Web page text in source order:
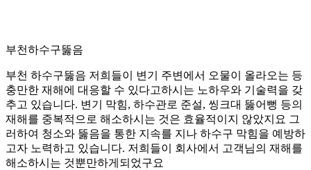
부천하수구뚫음
부천 하수구뚫음 저희들이 변기 주변에서 오물이 올라오는 등
충만한 재해에 대응할 수 있다고하시는 노하우와 기술력을 갖
추고 있습니다. 변기 막힘, 하수관로 준설, 씽크대 뚫어뻥 등의
재해를 중복적으로 해소하시는 것은 효율적이지 않았지요 그
러하여 청소와 뚫음을 통한 지속를 지나 하수구 막힘을 예방하
고자 노력하고 있습니다. 저희들이 회사에서 고객님의 재해를
해소하시는 것뿐만하게되었구요